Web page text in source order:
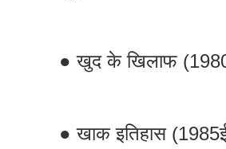
● खुद के खिलाफ
● खाक इतिहास